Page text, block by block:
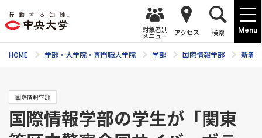
Menu
対象者別
メニュー アクセス 検索
HOME 学部・大学院・専門職大学院 学部 国際情報学部 新着
国際情報学部
国際情報学部の学生が「関東